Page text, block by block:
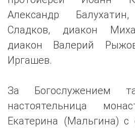
Александр
Сладков, диакон
диакон Валерий
Иргашев.
За Богослужением
настоятельница
Екатерина (Мальгина) с